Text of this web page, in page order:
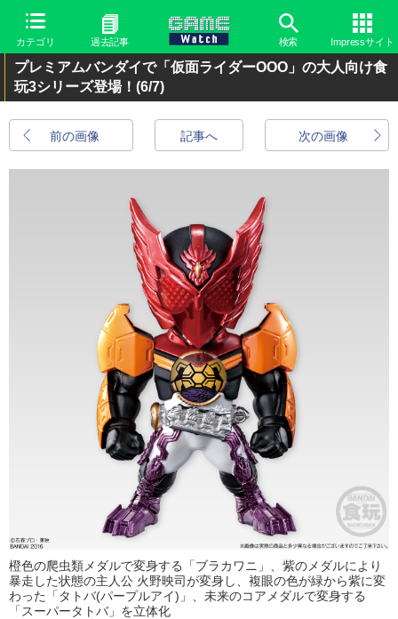
カテゴリ 過去記事 検索 Impressサイト
プレミアムバンダイで「仮面ライダーOOO」の大人向け食
玩3シリーズ登場！ (6/7)
前の画像 次の画像
記事へ
橙色の爬虫類メダルで変身する「ブラカワニ」、紫のメダルにより
暴走した状態の主人公 火野映司が変身し、複眼の色が緑から紫に変
わった「タトバ(パープルアイ)」、未来のコアメダルで変身する
「スーパータトバ」を立体化